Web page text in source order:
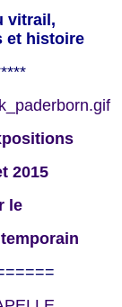
vitrail,
et histoire
2015
le